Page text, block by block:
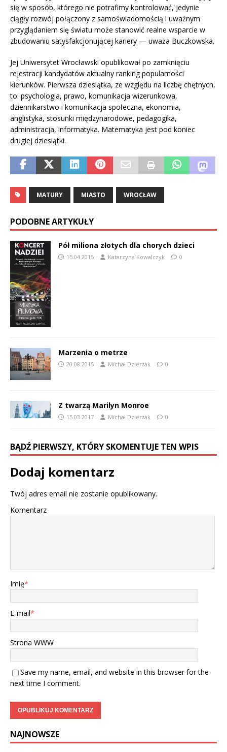
się w sposób, którego nie potrafimy kontrolować, jedynie
ciągły rozwój połączony z samoświadomością i uważnym
przyglądaniem się światu może stanowić realne wsparcie w
zbudowaniu satysfakcjonującej kariery — uważa Buczkowska.
Jej Uniwersytet Wrocławski opublikował po zamknięciu
rejestracji kandydatów aktualny ranking popularności
kierunków. Pierwsza dziesiątka, ze względu na liczbę chętnych,
to: psychologia, prawo, komunikacja wizerunkowa,
dziennikarstwo i komunikacja społeczna, ekonomia,
anglistyka, stosunki międzynarodowe, pedagogika,
administracja, informatyka. Matematyka jest pod koniec
drugiej dziesiątki.
MATURY MIASTO WROCŁAW
PODOBNE ARTYKUŁY
Pół miliona złotych dla chorych dzieci
15.04.2015 Katarzyna Kowalczyk 0
Marzenia o metrze
20.08.2015 Michał Dzierżak 0
Z twarzą Marilyn Monroe
15.03.2017 Michał Dzierżak 0
BĄDŹ PIERWSZY, KTÓRY SKOMENTUJE TEN WPIS
Dodaj komentarz
Twój adres email nie zostanie opublikowany.
Komentarz
Imię*
E-mail*
Strona WWW
Save my name, email, and website in this browser for the
next time I comment.
NAJNOWSZE